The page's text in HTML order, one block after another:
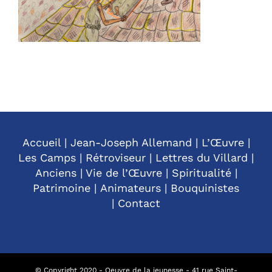
Accueil| Jean-Joseph Allemand | L’Œuvre|
Les Camps | Rétroviseur | Lettres du Villard |
Anciens| Vie de l’Œuvre| Spiritualité|
Patrimoine | Animateurs | Bouquinistes
| Contact
© Copyright 2020 - Oeuvre de la jeunesse - 41 rue Saint-